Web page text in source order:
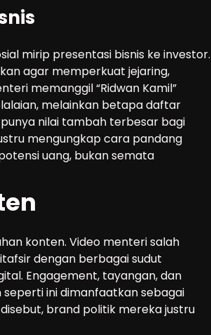
mirip presentasi bisnis ke investor.
agar memperkuat jejaring,
memanggil “Ridwan Kamil”
melainkan betapa daftar
nilai tambah terbesar bagi
mengungkap cara pandang
uang, bukan semata
konten. Video menteri salah
dengan berbagai sudut
Engagement, tayangan, dan
ini dimanfaatkan sebagai
brand politik mereka justru